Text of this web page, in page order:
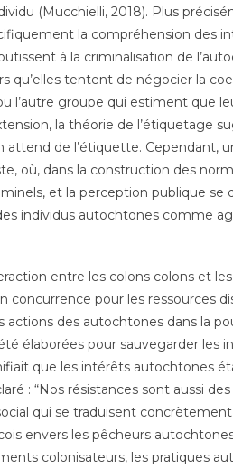
(Mucchielli, 2018). Plus
la compréhension des
à la criminalisation de
qu’elles tentent de négocier la
l’autre groupe qui estiment que
la théorie de l’étiquetage
de l’étiquette. Cependant,
où, dans la construction des
et la perception publique se
individus autochtones comme
entre les colons colons et
pour les ressources
actions des autochtones dans la
élaborées pour sauvegarder les
que les intérêts autochtones
: “Nos résistances sont aussi
qui se traduisent
envers les pêcheurs
colonisateurs, les pratiques